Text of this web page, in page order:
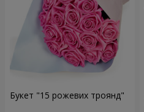
Букет "15 рожевих троянд"